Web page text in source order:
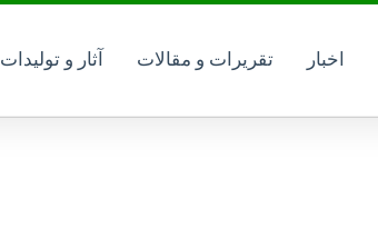
اخبار تقریرات و مقالات آثار و تولیدات